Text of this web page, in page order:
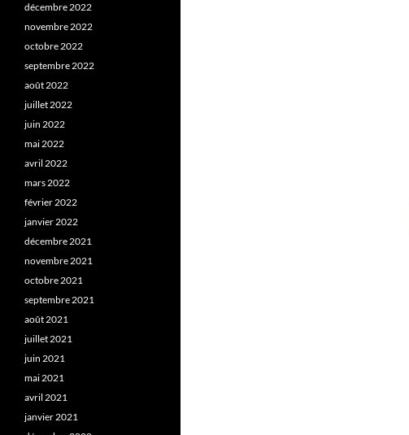
décembre 2022
novembre 2022
octobre 2022
septembre 2022
août 2022
juillet 2022
juin 2022
mai 2022
avril 2022
mars 2022
février 2022
janvier 2022
décembre 2021
novembre 2021
octobre 2021
septembre 2021
août 2021
juillet 2021
juin 2021
mai 2021
avril 2021
janvier 2021